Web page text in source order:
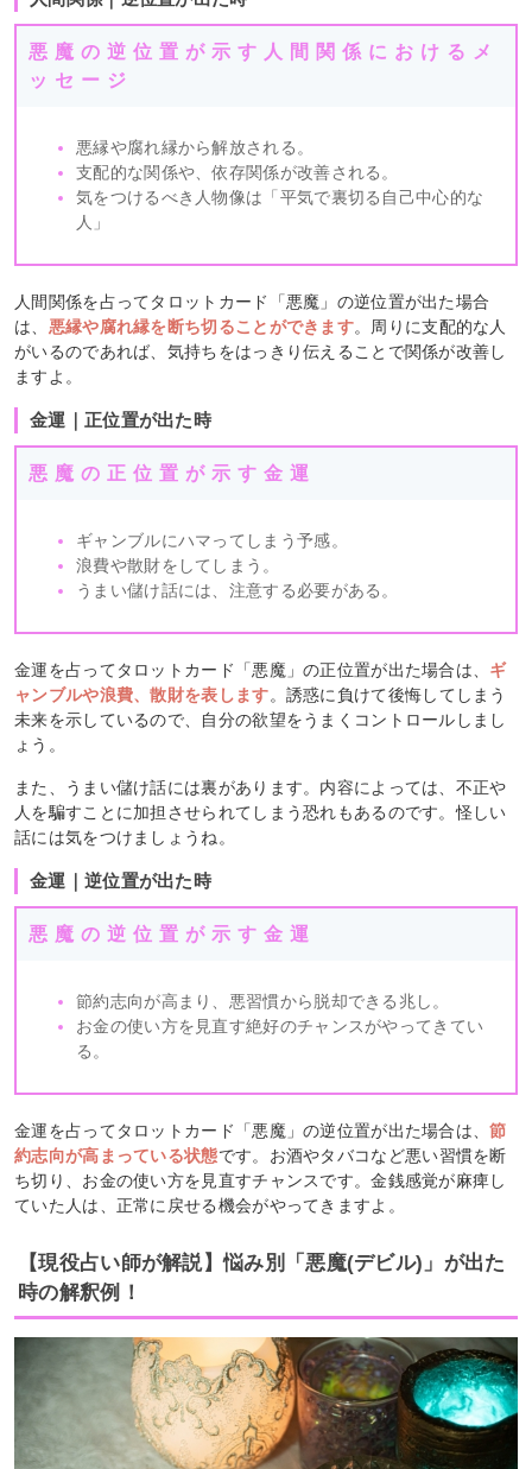
悪魔の逆位置が示す人間関係におけるメ
ッセージ
悪縁や腐れ縁から解放される。
支配的な関係や、依存関係が改善される。
気をつけるべき人物像は「平気で裏切る自己中心的な
人」
人間関係を占ってタロットカード「悪魔」の逆位置が出た場合
は、 悪縁や腐れ縁を断ち切ることができます。周りに支配的な人
がいるのであれば、気持ちをはっきり伝えることで関係が改善し
ますよ。
金運｜正位置が出た時
悪魔の正位置が示す金運
ギャンブルにハマってしまう予感。
浪費や散財をしてしまう。
うまい儲け話には、注意する必要がある。
金運を占ってタロットカード「悪魔」の正位置が出た場合は、 ギ
ャンブルや浪費、散財を表します。誘惑に負けて後悔してしまう
未来を示しているので、自分の欲望をうまくコントロールしまし
ょう。
また、うまい儲け話には裏があります。内容によっては、不正や
人を騙すことに加担させられてしまう恐れもあるのです。怪しい
話には気をつけましょうね。
金運｜逆位置が出た時
悪魔の逆位置が示す金運
節約志向が高まり、悪習慣から脱却できる兆し。
お金の使い方を見直す絶好のチャンスがやってきてい
る。
金運を占ってタロットカード「悪魔」の逆位置が出た場合は、節
約志向が高まっている状態です。お酒やタバコなど悪い習慣を断
ち切り、お金の使い方を見直すチャンスです。金銭感覚が麻痺し
ていた人は、正常に戻せる機会がやってきますよ。
【現役占い師が解説】悩み別「悪魔(デビル)」が出た
時の解釈例！